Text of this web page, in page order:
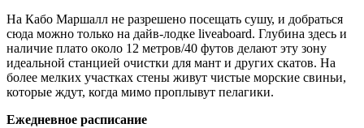
На Кабо Маршалл не разрешено посещать сушу, и добраться
сюда можно только на дайв-лодке liveaboard. Глубина здесь и
наличие плато около 12 метров/40 футов делают эту зону
идеальной станцией очистки для мант и других скатов. На
более мелких участках стены живут чистые морские свиньи,
которые ждут, когда мимо проплывут пелагики.
Ежедневное расписание